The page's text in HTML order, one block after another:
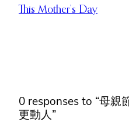
This Mother’s Day
0 responses to “母親
更動人”